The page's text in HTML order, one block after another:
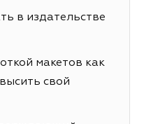
в издательстве
макетов как
свой